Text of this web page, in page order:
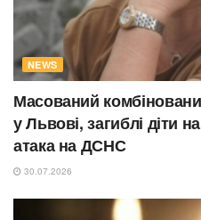
NEWS
Масований
у Львові, загиблі діти
атака на ДСНС
30.07.2026